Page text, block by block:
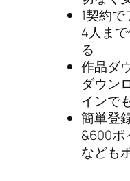
1契約
4人ま
る
作品ダ
ダウン
インで
簡単登
&600ポ
なども